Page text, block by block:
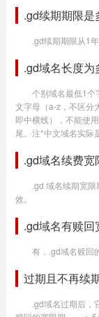
.gd续期期限是
.gd续期期限从1
.gd域名长度为
个别域名最低1个
文字母（a-z，不区分
即中横线），不能使
尾。注*中文域名实际
.gd域名续费宽
.gd 域名续期宽
效。
.gd域名有赎回
有，.gd域名赎回
过期且不再续
.gd域名过期后，